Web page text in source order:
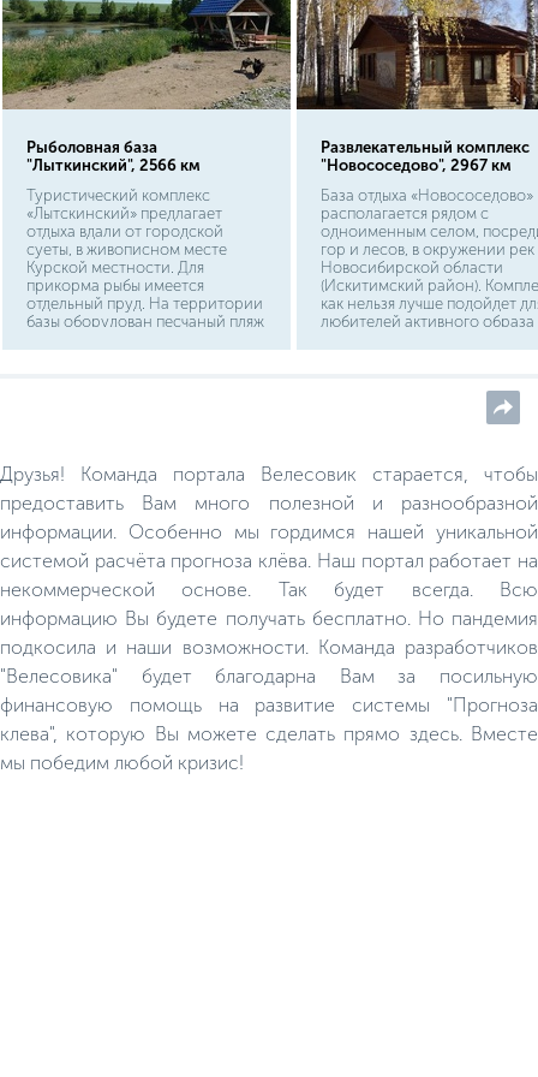
Рыболовная база
"Лыткинский", 2566 км
Туристический комплекс
«Лытскинский» предлагает
отдыха вдали от городской
суеты, в живописном месте
Курской местности. Для
прикорма рыбы имеется
отдельный пруд. На территории
базы оборудован песчаный пляж
Развлекательный комплекс
"Новососедово", 2967 км
База отдыха «Новососедово»
располагается рядом с
одноименным селом,
гор и лесов, в окружении рек
Новосибирской области
(Искитимский район).
как нельзя лучше подойдет
любителей активного образа
Друзья! Команда портала Велесовик старается, чтобы
предоставить Вам много полезной и разнообразной
информации. Особенно мы гордимся нашей уникальной
системой расчёта прогноза клёва. Наш портал работает на
некоммерческой основе. Так будет всегда. Всю
информацию Вы будете получать бесплатно. Но пандемия
подкосила и наши возможности. Команда разработчиков
"Велесовика" будет благодарна Вам за посильную
финансовую помощь на развитие системы "Прогноза
клева", которую Вы можете сделать прямо здесь. Вместе
мы победим любой кризис!